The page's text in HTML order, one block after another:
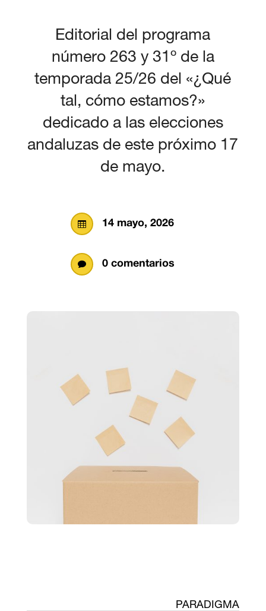
Editorial del programa
número 263 y 31º de la
temporada 25/26 del «¿Qué
tal, cómo estamos?»
dedicado a las elecciones
andaluzas de este próximo 17
de mayo.
 14 mayo, 2026
 0 comentarios
PARADIGMA